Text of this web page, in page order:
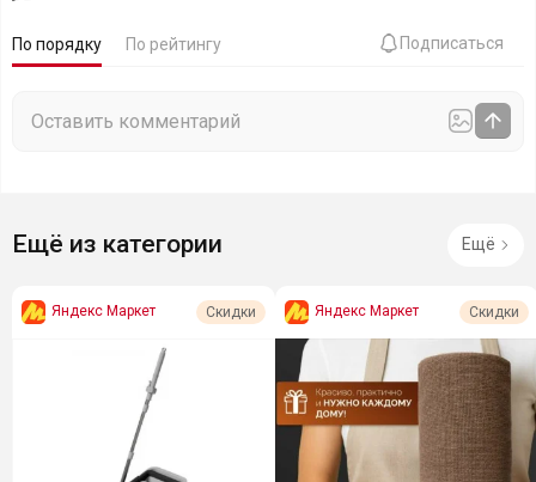
По порядку По рейтингу Подписаться
Ещё из категории Ещё
Яндекс Маркет Скидки Яндекс Маркет Скидки